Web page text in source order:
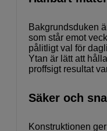
Bakgrundsduken
som står emot
pålitligt val för
Ytan är lätt att
proffsigt resultat
Säker och
Konstruktionen